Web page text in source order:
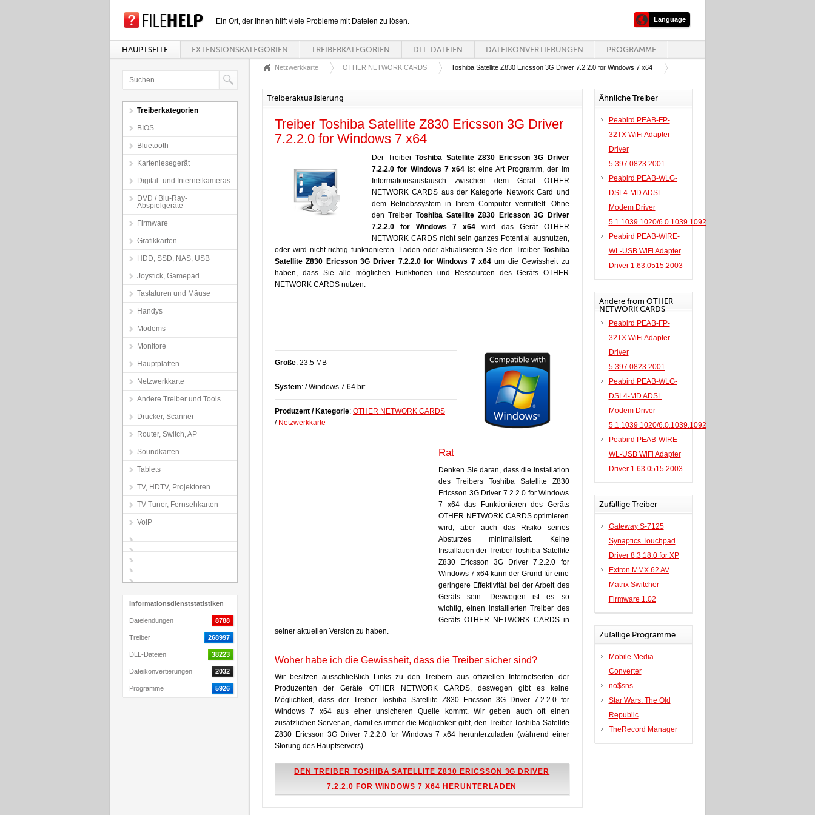
Ein Ort, der Ihnen hilft viele Probleme mit Dateien zu lösen. Language
HAUPTSEITE EXTENSIONSKATEGORIEN TREIBERKATEGORIEN DLL-DATEIEN DATEIKONVERTIERUNGEN PROGRAMME
Treiberkategorien
BIOS
Bluetooth
Kartenlesegerät
Digital- und Internetkameras
DVD / Blu-Ray-
Abspielgeräte
Firmware
Grafikkarten
HDD, SSD, NAS, USB
Joystick, Gamepad
Tastaturen und Mäuse
Handys
Modems
Monitore
Hauptplatten
Netzwerkkarte
Andere Treiber und Tools
Drucker, Scanner
Router, Switch, AP
Soundkarten
Tablets
TV, HDTV, Projektoren
TV-Tuner, Fernsehkarten
VoIP
Informationsdienststatistiken
Dateiendungen 8788
Treiber 268997
DLL-Dateien 38223
Dateikonvertierungen 2032
Programme 5926
Netzwerkkarte OTHER NETWORK CARDS Toshiba Satellite Z830 Ericsson 3G Driver 7.2.2.0 for Windows 7 x64
Treiberaktualisierung
Treiber Toshiba Satellite Z830 Ericsson 3G Driver
7.2.2.0 for Windows 7 x64
Der Treiber Toshiba Satellite Z830 Ericsson 3G Driver
7.2.2.0 for Windows 7 x64 ist eine Art Programm, der im
Informationsaustausch zwischen dem Gerät OTHER
NETWORK CARDS aus der Kategorie Network Card und
dem Betriebssystem in Ihrem Computer vermittelt. Ohne
den Treiber Toshiba Satellite Z830 Ericsson 3G Driver
7.2.2.0 for Windows 7 x64 wird das Gerät OTHER
NETWORK CARDS nicht sein ganzes Potential ausnutzen,
oder wird nicht richtig funktionieren. Laden oder aktualisieren Sie den Treiber Toshiba
Satellite Z830 Ericsson 3G Driver 7.2.2.0 for Windows 7 x64 um die Gewissheit zu
haben, dass Sie alle möglichen Funktionen und Ressourcen des Geräts OTHER
NETWORK CARDS nutzen.
Größe: 23.5 MB
System: / Windows 7 64 bit
Produzent / Kategorie: OTHER NETWORK CARDS
/ Netzwerkkarte
Rat
Denken Sie daran, dass die Installation
des Treibers Toshiba Satellite Z830
Ericsson 3G Driver 7.2.2.0 for Windows
7 x64 das Funktionieren des Geräts
OTHER NETWORK CARDS optimieren
wird, aber auch das Risiko seines
Absturzes minimalisiert. Keine
Installation der Treiber Toshiba Satellite
Z830 Ericsson 3G Driver 7.2.2.0 for
Windows 7 x64 kann der Grund für eine
geringere Effektivität bei der Arbeit des
Geräts sein. Deswegen ist es so
wichtig, einen installierten Treiber des
Geräts OTHER NETWORK CARDS in
seiner aktuellen Version zu haben.
Woher habe ich die Gewissheit, dass die Treiber sicher sind?
Wir besitzen ausschließlich Links zu den Treibern aus offiziellen Internetseiten der
Produzenten der Geräte OTHER NETWORK CARDS, deswegen gibt es keine
Möglichkeit, dass der Treiber Toshiba Satellite Z830 Ericsson 3G Driver 7.2.2.0 for
Windows 7 x64 aus einer unsicheren Quelle kommt. Wir geben auch oft einen
zusätzlichen Server an, damit es immer die Möglichkeit gibt, den Treiber Toshiba Satellite
Z830 Ericsson 3G Driver 7.2.2.0 for Windows 7 x64 herunterzuladen (während einer
Störung des Hauptservers).
DEN TREIBER TOSHIBA SATELLITE Z830 ERICSSON 3G DRIVER
7.2.2.0 FOR WINDOWS 7 X64 HERUNTERLADEN
Ähnliche Treiber
Peabird PEAB-FP-
32TX WiFi Adapter
Driver
5.397.0823.2001
Peabird PEAB-WLG-
DSL4-MD ADSL
Modem Driver
5.1.1039.1020/6.0.1039.1092
Peabird PEAB-WIRE-
WL-USB WiFi Adapter
Driver 1.63.0515.2003
Andere from OTHER
NETWORK CARDS
Peabird PEAB-FP-
32TX WiFi Adapter
Driver
5.397.0823.2001
Peabird PEAB-WLG-
DSL4-MD ADSL
Modem Driver
5.1.1039.1020/6.0.1039.1092
Peabird PEAB-WIRE-
WL-USB WiFi Adapter
Driver 1.63.0515.2003
Zufällige Treiber
Gateway S-7125
Synaptics Touchpad
Driver 8.3.18.0 for XP
Extron MMX 62 AV
Matrix Switcher
Firmware 1.02
Zufällige Programme
Mobile Media
Converter
no$sns
Star Wars: The Old
Republic
TheRecord Manager